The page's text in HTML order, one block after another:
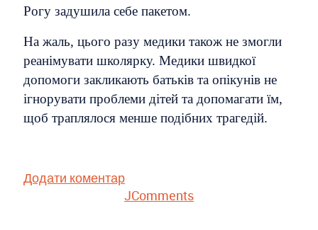
Рогу задушила себе пакетом.
На жаль, цього разу медики також не змогли
реанімувати школярку. Медики швидкої
допомоги закликають батьків та опікунів не
ігнорувати проблеми дітей та допомагати їм,
щоб траплялося менше подібних трагедій.
Додати коментар
JComments